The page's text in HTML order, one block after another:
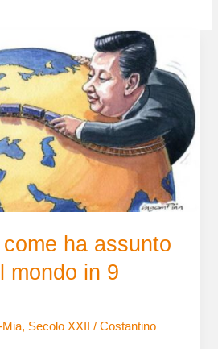
ha assunto
mondo in 9
Mia, Secolo XXII /Costantino